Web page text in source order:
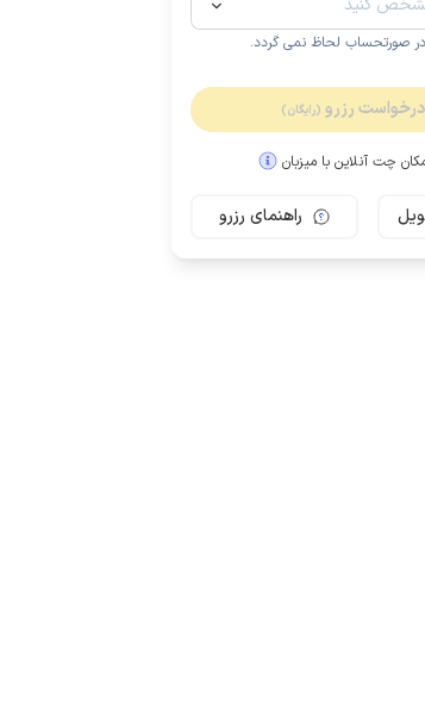
همکف
مـمـتــــــاز
رزرو (رایگان)
چت آنلاین با میزبان
راهنمای رزرو